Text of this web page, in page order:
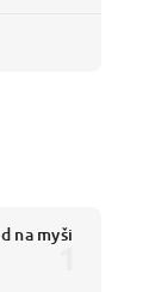
na myši